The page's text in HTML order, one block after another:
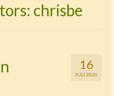
chrisbe
16
JULI 2026